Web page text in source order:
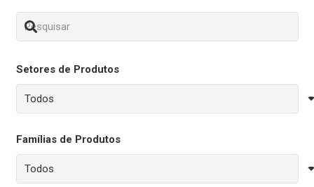
Setores de Produtos
Famílias de Produtos